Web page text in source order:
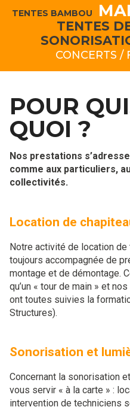
TENTES BAMBOU
TENTES
CONCERTS /
POUR
QUOI ?
Nos prestations
comme aux particuliers,
collectivités.
Location de
Notre activité de location
toujours accompagnée de
montage et de démontage.
qu’un « tour de main » et
ont toutes suivies la
Structures).
Sonorisation et
Concernant la sonorisation
vous servir « à la carte » :
intervention de techniciens